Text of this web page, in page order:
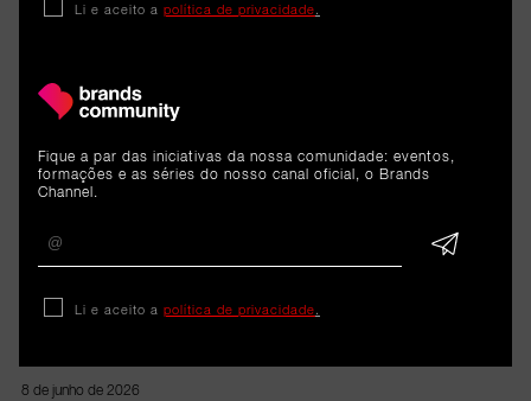
RELACIONADOS
Cargo
Liliana Azevedo é a nova Head
of Marketing Operations &
8 de junho de 2026
Li e aceito a política de privacidade.
Fique a par das iniciativas da nossa comunidade: eventos,
formações e as séries do nosso canal oficial, o Brands
Channel.
Li e aceito a política de privacidade.